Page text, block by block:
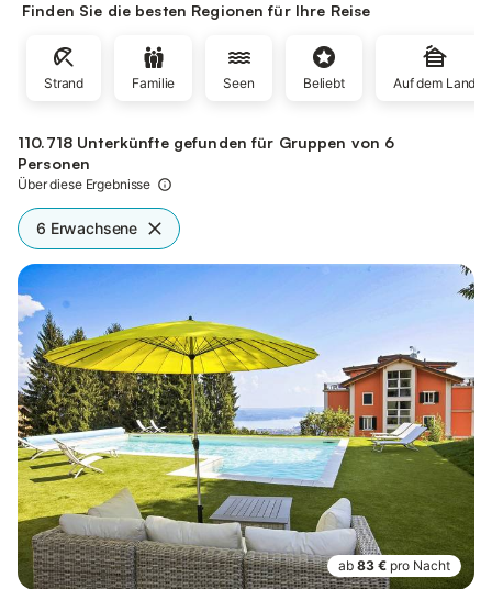
Finden Sie die besten Regionen für Ihre Reise
Strand Familie Seen Beliebt Auf dem Land
110.718 Unterkünfte gefunden für Gruppen von 6
Personen
Über diese Ergebnisse
6 Erwachsene
ab 83 € pro Nacht